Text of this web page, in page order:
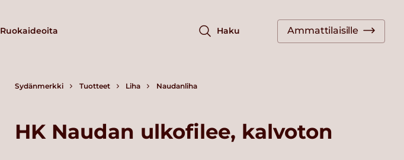
Ruokaideoita Haku Ammattilaisille
Sydänmerkki Tuotteet Liha Naudanliha
HK Naudan ulkofilee, kalvoton